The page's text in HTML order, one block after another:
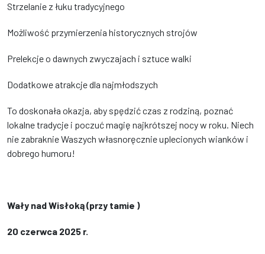
Strzelanie z łuku tradycyjnego
Możliwość przymierzenia historycznych strojów
Prelekcje o dawnych zwyczajach i sztuce walki
Dodatkowe atrakcje dla najmłodszych
To doskonała okazja, aby spędzić czas z rodziną, poznać
lokalne tradycje i poczuć magię najkrótszej nocy w roku. Niech
nie zabraknie Waszych własnoręcznie uplecionych wianków i
dobrego humoru!
Wały nad Wisłoką (przy tamie )
20 czerwca 2025 r.